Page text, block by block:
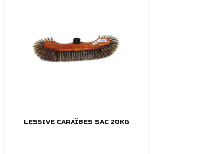
LESSIVE CARAÏBES SAC 20KG